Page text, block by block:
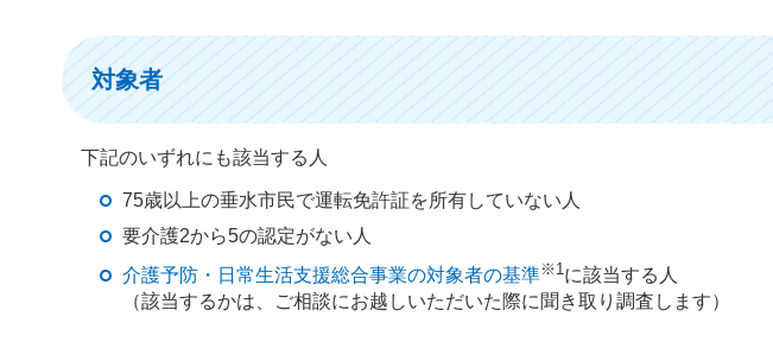
対象者
下記のいずれにも該当する人
75歳以上の垂水市民で運転免許証を所有していない人
要介護2から5の認定がない人
介護予防・日常生活支援総合事業の対象者の基準※1 に該当する人
（該当するかは、ご相談にお越しいただいた際に聞き取り調査します）